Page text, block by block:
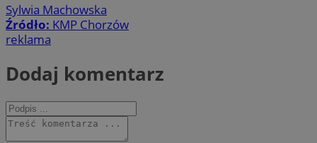
Sylwia Machowska
Źródło: KMP Chorzów
reklama
Dodaj komentarz